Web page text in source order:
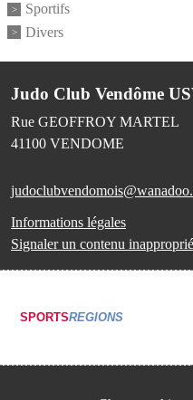
Sportifs
Divers
Judo Club Vendôme
Rue GEOFFROY MARTEL
41100 VENDOME
Informations légales
Signaler un contenu inapproprié
SPORTSREGIONS